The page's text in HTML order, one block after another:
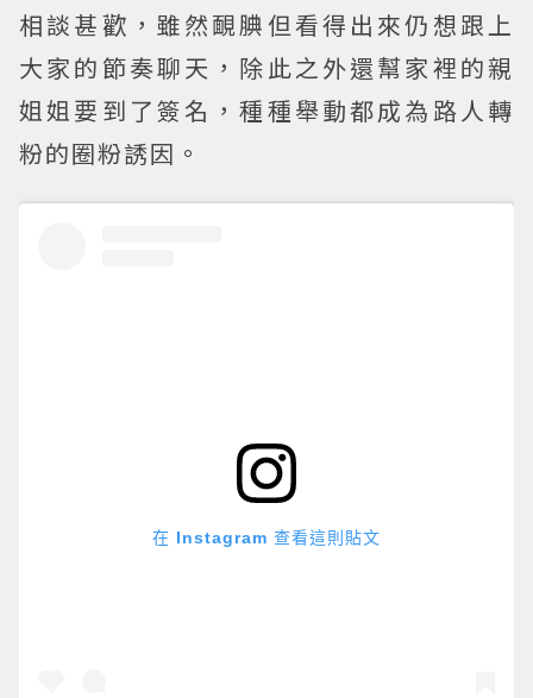
相談甚歡，雖然靦腆但看得出來仍想跟上
大家的節奏聊天，除此之外還幫家裡的親
姐姐要到了簽名，種種舉動都成為路人轉
粉的圈粉誘因。
在 Instagram 查看這則貼文